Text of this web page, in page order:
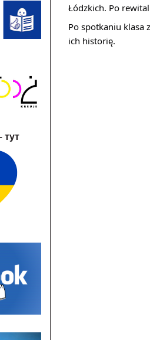
Łódzkich. Po
Po spotkaniu klasa
ich historię.
тут